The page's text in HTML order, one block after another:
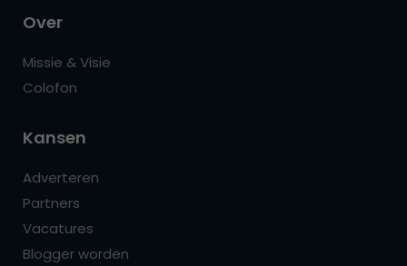
Over
Missie & Visie
Colofon
Kansen
Adverteren
Partners
Vacatures
Blogger worden